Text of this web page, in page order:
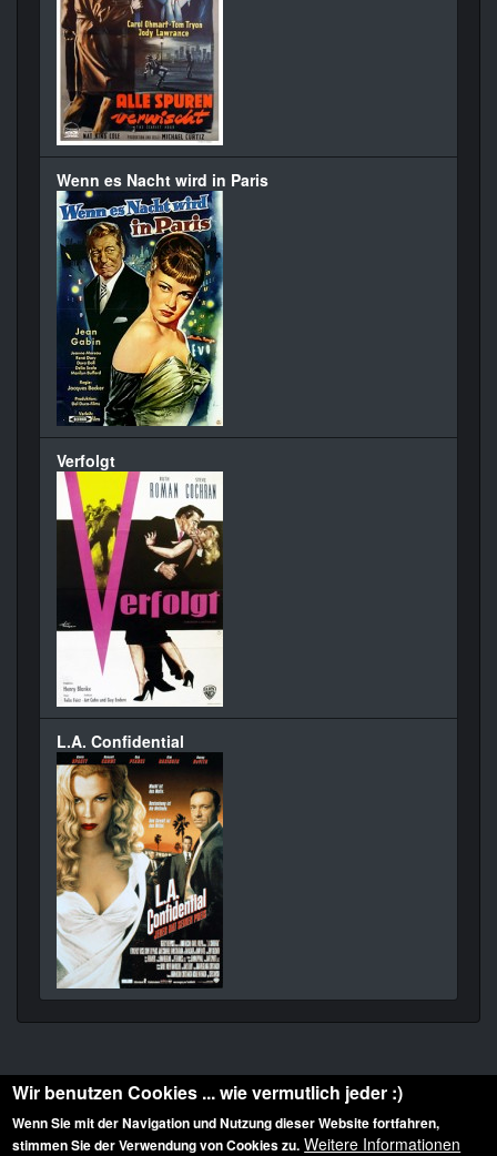
Wenn es Nacht wird in Paris
Verfolgt
L.A. Confidential
Diese Website ist urheberrechtlich geschützt: © 2010-2026 der Film Noir de. Alle
Wir benutzen Cookies ... wie vermutlich jeder :)
Wenn Sie mit der Navigation und Nutzung dieser Website fortfahren,
stimmen Sie der Verwendung von Cookies zu. Weitere Informationen